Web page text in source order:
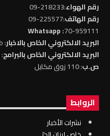
رقم الهواء:218233-09
رقم الهاتف:225577-09
70-959111
: Whatsapp
البريد الالكتروني الخاص بالاخبار: news@rll.com.lb
البريد الالكتروني الخاص بالبرامج: info@rll.com.lb
ص.ب: 110 زوق مكايل
الروابط
نشرات الأخبار